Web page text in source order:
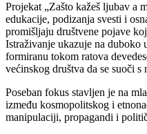
Projekat „Zašto kažeš ljubav a
edukacije, podizanja svesti i
promišljaju društvene pojave
Istraživanje ukazuje na duboko
formiranu tokom ratova
većinskog društva da se suoči s
Poseban fokus stavljen je na
između kosmopolitskog i
manipulaciji, propagandi i